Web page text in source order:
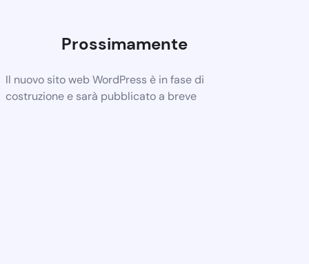
Prossimamente
Il nuovo sito web WordPress è in fase di
costruzione e sarà pubblicato a breve